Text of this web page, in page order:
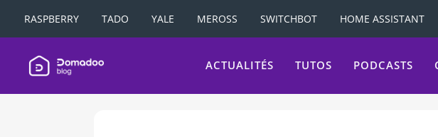
RASPBERRY TADO YALE MEROSS SWITCHBOT HOME ASSISTANT
ACTUALITÉS TUTOS PODCASTS